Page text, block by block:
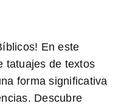
En este
tatuajes de textos
forma significativa
Descubre